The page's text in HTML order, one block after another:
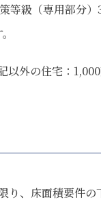
等級（専用部分
。
外の住宅：1,000
り、床面積要件の